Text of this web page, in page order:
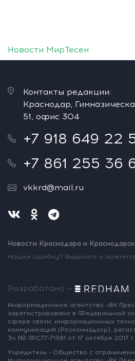
Новости МирТесен
Контакты редакции:
Краснодар,
51, офис 304
+7 918 649 22
+7 861 255 36
vkkrd@mail.ru
Новости Краснодара и
Нашли ошибку? Выделите и нажмите
Разработано —
Информационное агентство «ВК
зарегистрировано в Федеральной
сфере связи, информационных
коммуникаций (Роскомнадзор),
Эл № ФС77-71381 от 17 октября 2017 г.
Учредитель - Общество с